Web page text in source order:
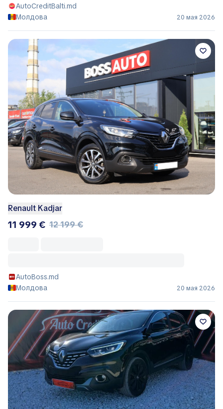
AutoCreditBalti.md
Молдова
20 мая 2026
Renault Kadjar
11 999 € 12 199 €
AutoBoss.md
Молдова
20 мая 2026